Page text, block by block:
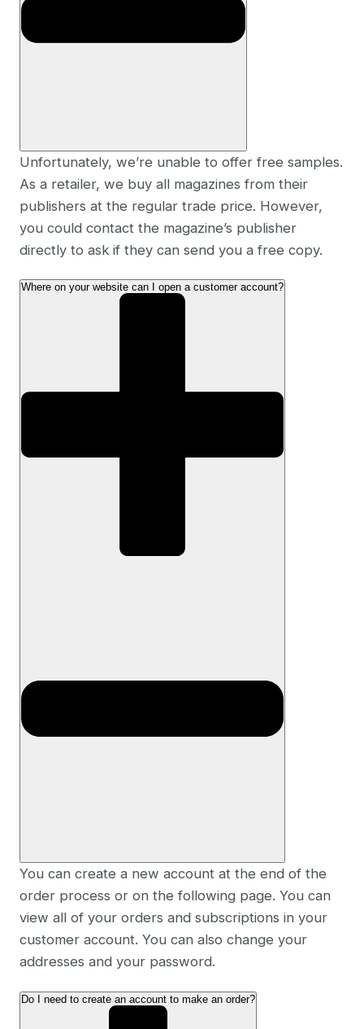
Unfortunately, we’re unable to offer free samples.
As a retailer, we buy all magazines from their
publishers at the regular trade price. However,
you could contact the magazine’s publisher
directly to ask if they can send you a free copy.
Where on your website can I open a customer account?
You can create a new account at the end of the
order process or on the following page. You can
view all of your orders and subscriptions in your
customer account. You can also change your
addresses and your password.
Do I need to create an account to make an order?